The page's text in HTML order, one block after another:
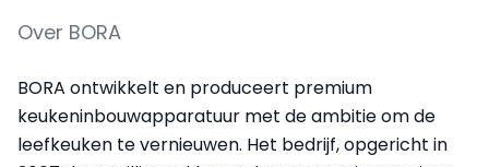
Over BORA
BORA ontwikkelt en produceert premium
keukeninbouwapparatuur met de ambitie om de
leefkeuken te vernieuwen. Het bedrijf, opgericht in